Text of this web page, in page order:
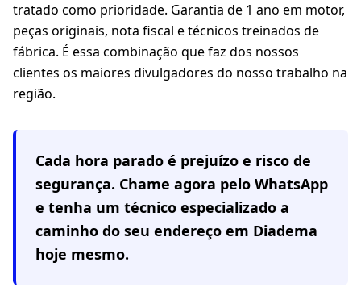
tratado como prioridade. Garantia de 1 ano em motor,
peças originais, nota fiscal e técnicos treinados de
fábrica. É essa combinação que faz dos nossos
clientes os maiores divulgadores do nosso trabalho na
região.
Cada hora parado é prejuízo e risco de
segurança. Chame agora pelo WhatsApp
e tenha um técnico especializado a
caminho do seu endereço em Diadema
hoje mesmo.